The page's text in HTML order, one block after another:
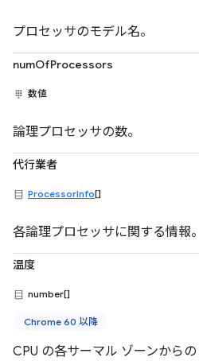
プロセッサのモデル名。
numOfProcessors
数値
論理プロセッサの数。
代行業者
ProcessorInfo[]
各論理プロセッサに関する情報。
温度
number[]
Chrome 60 以降
CPU の各サーマル ゾーンから